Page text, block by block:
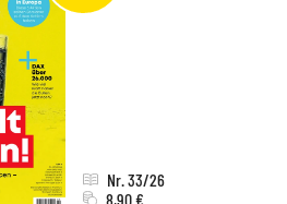
Nr. 33/26
8,90 €